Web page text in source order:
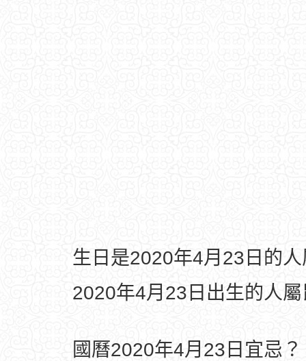
生日是2020年4月23日的
2020年4月23日出生的人
國曆2020年4月23日宜忌？